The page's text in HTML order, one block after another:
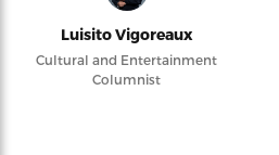
Luisito Vigoreaux
Cultural and Entertainment
Columnist